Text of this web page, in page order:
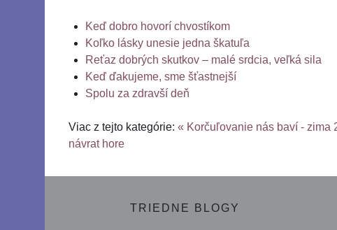
Keď dobro hovorí chvostíkom
Koľko lásky unesie jedna škatuľa
Reťaz dobrých skutkov – malé srdcia, veľká sila
Keď ďakujeme, sme šťastnejší
Spolu za zdravší deň
Viac z tejto kategórie: « Korčuľovanie nás baví - zima
návrat hore
TRIEDNE BLOGY